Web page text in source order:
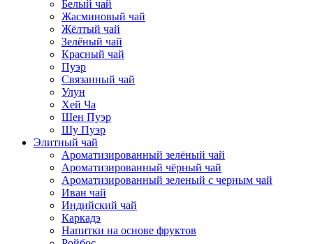
Белый чай
Жасминовый чай
Жёлтый чай
Зелёный чай
Красный чай
Пуэр
Связанный чай
Улун
Хей Ча
Шен Пуэр
Шу Пуэр
Элитный чай
Ароматизированный зелёный чай
Ароматизированный чёрный чай
Ароматизированный зеленый с черным чай
Иван чай
Индийский чай
Каркадэ
Напитки на основе фруктов